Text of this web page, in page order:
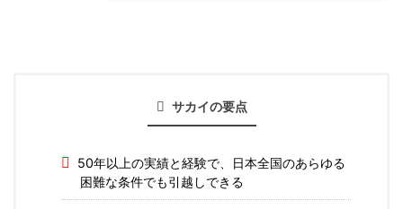
サカイの要点
50年以上の実績と経験で、日本全国のあらゆる
困難な条件でも引越しできる